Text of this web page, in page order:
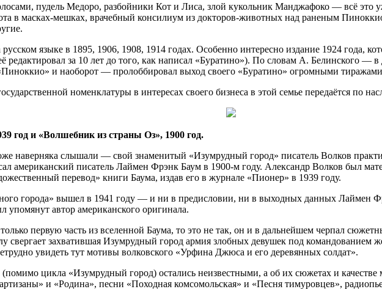
пудель Медоро, разбойники Кот и Лиса, злой кукольник Манджафоко — всё это
в масках-мешках, врачебный консилиум из докторов-животных над раненым
языке в 1895, 1906, 1908, 1914 годах. Особенно интересно издание 1924 года,
редактировал за 10 лет до того, как написал «Буратино»). По словам А. Белинского —
и наоборот — пролоббировал выход своего «Буратино» огромными
номенклатуры в интересах своего бизнеса в этой семье передаётся по
год и «Волшебник из страны Оз», 1900 год.
наверняка слышали — свой знаменитый «Изумрудный город» писатель Волков
американский писатель Лаймен Фрэнк Баум в 1900-м году. Александр Волков был
перевод» книги Баума, издав его в журнале «Пионер» в 1939 году.
города» вышел в 1941 году — и ни в предисловии, ни в выходных данных Лаймен
упомянут автор американского оригинала.
первую часть из вселенной Баума, то это не так, он и в дальнейшем черпал
свергает захватившая Изумрудный город армия злобных девушек под
увидеть тут мотивы волковского «Урфина Джюса и его деревянных солдат».
цикла «Изумрудный город) остались неизвестными, а об их сюжетах и
и «Родина», песни «Походная комсомольская» и «Песня тимуровцев»,